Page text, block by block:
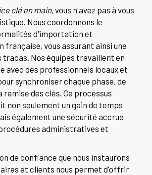
clé en main, vous n'avez pas à vous
Nous coordonnons le
d'importation et
française, vous assurant ainsi une
tracas. Nos équipes travaillent en
avec des professionnels locaux et
synchroniser chaque phase, de
des clés. Ce processus
non seulement un gain de temps
également une sécurité accrue
administratives et
de confiance que nous instaurons
et clients nous permet d'offrir